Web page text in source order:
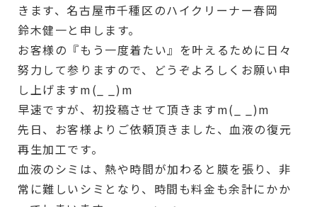
きます、名古屋市千種区のハイクリーナー春岡
鈴木健一と申します。
お客様の『もう一度着たい』を叶えるために日々
努力して参りますので、どうぞよろしくお願い申
し上げますm(_ _)m
早速ですが、初投稿させて頂きますm(_ _)m
先日、お客様よりご依頼頂きました、血液の復元
再生加工です。
血液のシミは、熱や時間が加わると膜を張り、非
常に難しいシミとなり、時間も料金も余計にかか